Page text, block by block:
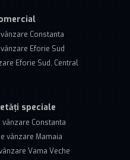
Constanta
Eforie Sud
Eforie Sud, Central
speciale
Constanta
vânzare Mamaia
Vama Veche